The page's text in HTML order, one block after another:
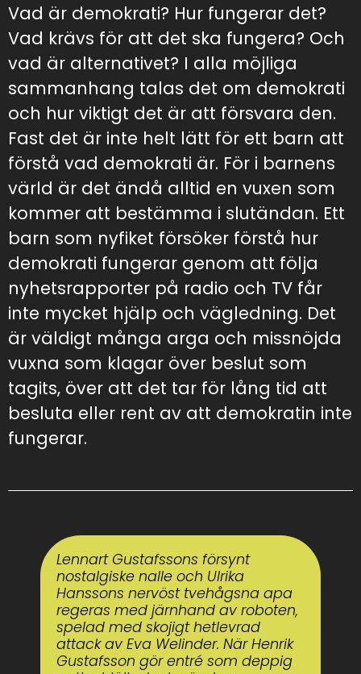
Vad är demokrati? Hur fungerar det?
Vad krävs för att det ska fungera? Och
vad är alternativet? I alla möjliga
sammanhang talas det om demokrati
och hur viktigt det är att försvara den.
Fast det är inte helt lätt för ett barn att
förstå vad demokrati är. För i barnens
värld är det ändå alltid en vuxen som
kommer att bestämma i slutändan. Ett
barn som nyfiket försöker förstå hur
demokrati fungerar genom att följa
nyhetsrapporter på radio och TV får
inte mycket hjälp och vägledning. Det
är väldigt många arga och missnöjda
vuxna som klagar över beslut som
tagits, över att det tar för lång tid att
besluta eller rent av att demokratin inte
fungerar.
Så genomgjuten! Rolig och
tankeväckande. En nyskapad
klassiker!
Britt-Marie Almström,
tidigare kultursekreterare i Haninge